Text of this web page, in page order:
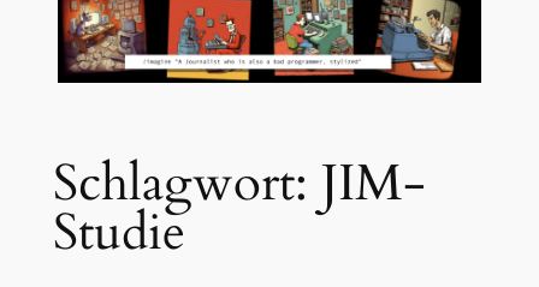
Schlagwort: JIM-
Studie